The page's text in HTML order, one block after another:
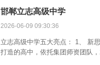
邯郸立志高级中学
2026-06-09 09:30:36
立志高级中学五大亮点： 1、 新
打造的高中，依托集团师资团队